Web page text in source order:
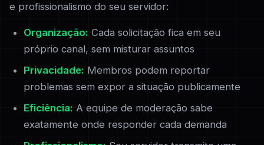
e profissionalismo do seu servidor:
Organização: Cada solicitação fica em seu
próprio canal, sem misturar assuntos
Privacidade: Membros podem reportar
problemas sem expor a situação publicamente
Eficiência: A equipe de moderação sabe
exatamente onde responder cada demanda